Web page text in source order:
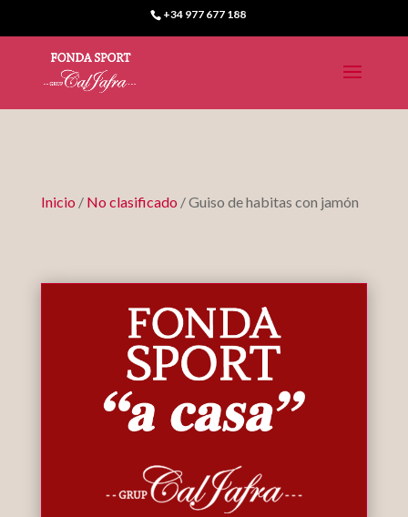
+34 977 677 188
Inicio / No clasificado / Guiso de habitas con jamón